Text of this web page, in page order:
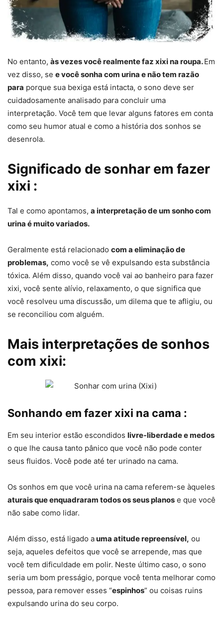
No entanto, às vezes você realmente faz xixi na roupa.Em
vez disso, se e você sonha com urina e não tem razão
para porque sua bexiga está intacta, o sono deve ser
cuidadosamente analisado para concluir uma
interpretação. Você tem que levar alguns fatores em conta
como seu humor atual e como a história dos sonhos se
desenrola.
Significado de sonhar em fazer
xixi :
Tal e como apontamos, a interpretação de um sonho com
urina é muito variados.
Geralmente está relacionado com a eliminação de
problemas, como você se vê expulsando esta substância
tóxica. Além disso, quando você vai ao banheiro para fazer
xixi, você sente alívio, relaxamento, o que significa que
você resolveu uma discussão, um dilema que te afligiu, ou
se reconciliou com alguém.
Mais interpretações de sonhos
com xixi:
Sonhando em fazer xixi na cama :
Em seu interior estão escondidos livre-liberdade e medos
o que lhe causa tanto pânico que você não pode conter
seus fluidos. Você pode até ter urinado na cama.
Os sonhos em que você urina na cama referem-se àqueles
aturais que enquadraram todos os seus planos e que você
não sabe como lidar.
Além disso, está ligado auma atitude repreensível, ou
seja, aqueles defeitos que você se arrepende, mas que
você tem dificuldade em polir. Neste último caso, o sono
seria um bom presságio, porque você tenta melhorar como
pessoa, para remover esses “espinhos” ou coisas ruins
expulsando urina do seu corpo.